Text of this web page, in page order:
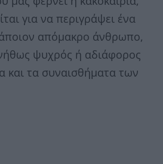
για να περιγράψει ένα
απόμακρο άνθρωπο,
ψυχρός ή αδιάφορος
και τα συναισθήματα των